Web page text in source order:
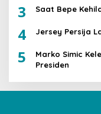
3 Saat Bepe
4 Jersey Persija
5
Marko Simic
Presiden